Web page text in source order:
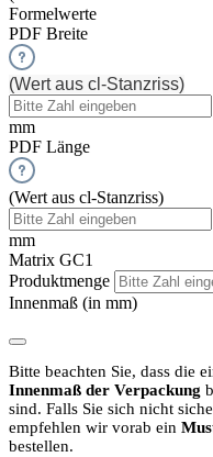
Formelwerte
PDF Breite
(Wert aus cl-Stanzriss)
mm
PDF Länge
(Wert aus cl-Stanzriss)
mm
Matrix GC1
Produktmenge
Innenmaß (in mm)
Bitte beachten Sie, dass die
Innenmaß der Verpackung
sind. Falls Sie sich nicht
empfehlen wir vorab ein
bestellen.